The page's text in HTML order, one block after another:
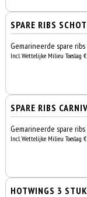
SPARE RIBS
Gemarineerde spare
Incl. Wettelijke Milieu Toeslag
SPARE RIBS
Gemarineerde spare
Incl. Wettelijke Milieu Toeslag
HOTWINGS 3